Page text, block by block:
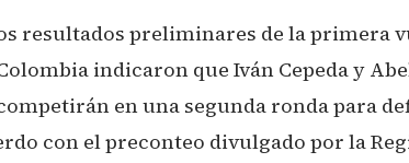
resultados preliminares de la primera
indicaron que Iván Cepeda y
en una segunda ronda para
con el preconteo divulgado por la